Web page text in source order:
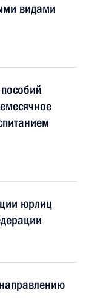
видами
юрлиц